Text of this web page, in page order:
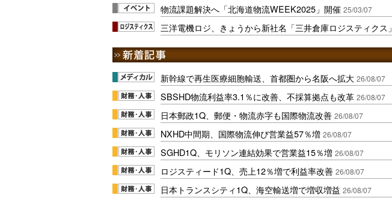
物流課題解決へ「北海道物流WEEK2025」開催 25/03/07
三洋電機ロジ、きょうから新社名「三井倉庫ロジスティクス」
新幹線で再生医療細胞輸送、首都圏から名阪へ拡大 26/08/07
SBSHD物流利益率3.1％に改善、不採算拠点も改革 26/08/07
日本郵政1Q、郵便・物流赤字も国際物流改善 26/08/07
NXHD中間期、国際物流伸び営業益57％増 26/08/07
SGHD1Q、モリソン連結効果で営業益15％増 26/08/07
ロジスティード1Q、売上12％増で利益率改善 26/08/07
日本トランスシティ1Q、海空輸送増で増収増益 26/08/07